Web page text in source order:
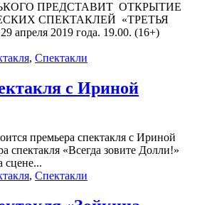
ПРЕДСТАВИТ ОТКРЫТИЕ
СПЕКТАКЛЕЙ «ТРЕТЬЯ
2019 года. 19.00. (16+)
, Спектакли
с Ириной
премьера спектакля с Ириной
спектакля «Всегда зовите Долли!»
сцене...
, Спектакли